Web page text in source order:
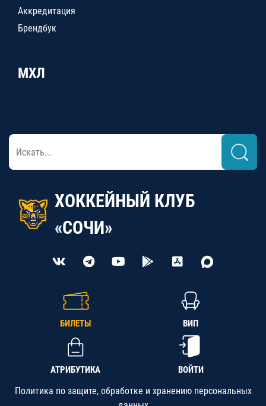
Аккредитация
Брендбук
МХЛ
ХОККЕЙНЫЙ КЛУБ
«СОЧИ»
БИЛЕТЫ ВИП
АТРИБУТИКА ВОЙТИ
Политика по защите, обработке и хранению персональных